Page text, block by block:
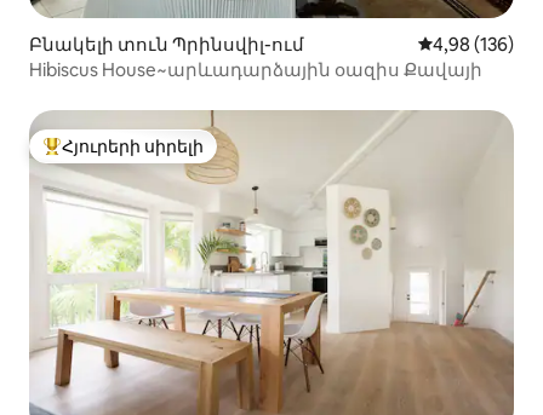
Բնակելի տուն Պրինսվիլ-ում Միջին
4,98 (136)
Hibiscus House~արևադարձային օազիս Քավայի
Հյուրերի սիրելի լավագույն տները
Հյուրերի սիրելի